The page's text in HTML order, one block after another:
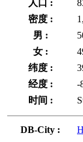
人口 :
密度 :
男 :
女 :
纬度 :
经度 :
-
时间 :
DB-City :